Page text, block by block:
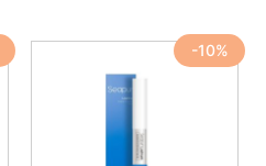
-10%